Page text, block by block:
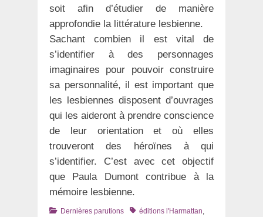
soit afin d’étudier de manière
approfondie la littérature lesbienne.
Sachant combien il est vital de
s’identifier à des personnages
imaginaires pour pouvoir construire
sa personnalité, il est important que
les lesbiennes disposent d’ouvrages
qui les aideront à prendre conscience
de leur orientation et où elles
trouveront des héroïnes à qui
s’identifier. C’est avec cet objectif
que Paula Dumont contribue à la
mémoire lesbienne.
Catégories
Dernières parutions Tagséditions l'Harmattan